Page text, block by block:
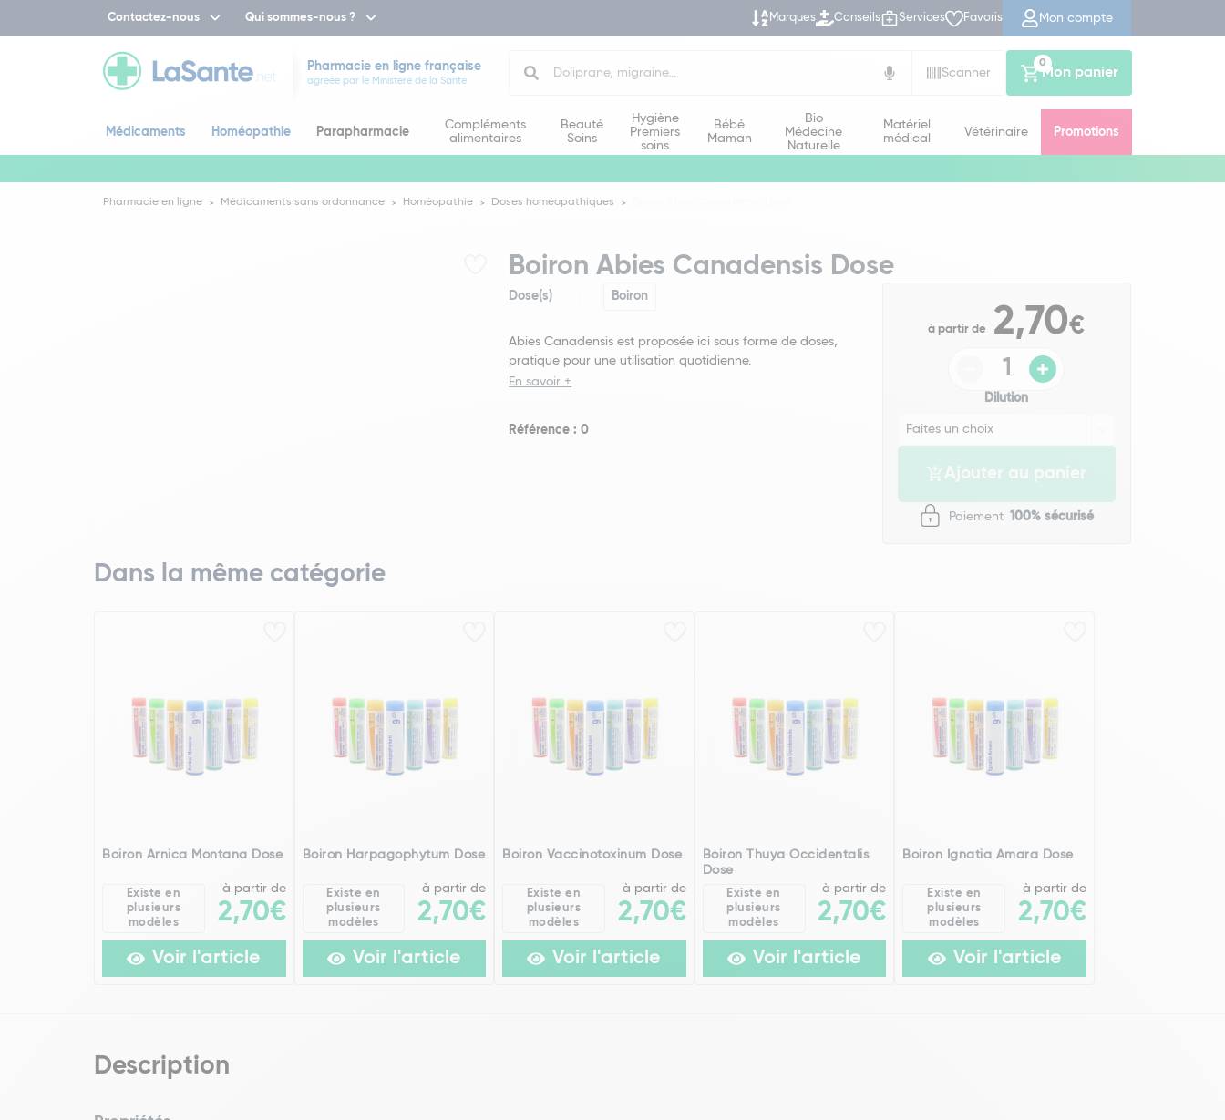
Contactez-nous Qui sommes-nous ? Marques Conseils Services Favoris Mon compte
Pharmacie en ligne française
agréée par le Ministère de la Santé
Scanner
Mon panier
0
Médicaments Homéopathie Parapharmacie
Compléments
alimentaires
Beauté
Soins
Hygiène
Premiers
soins
Bébé
Maman
Bio
Médecine
Naturelle
Matériel
médical
Vétérinaire Promotions
Pharmacie en ligne Médicaments sans ordonnance Homéopathie Doses homéopathiques
Boiron Abies Canadensis Dose
Dose(s) Boiron
Abies Canadensis est proposée ici sous forme de doses,
pratique pour une utilisation quotidienne.
En savoir +
Référence : 0
à partir de 2,70€
Dilution
Ajouter au panier
Paiement 100% sécurisé
Dans la même catégorie
Boiron Arnica Montana Dose
Existe en
plusieurs
modèles
à partir de
2,70€
Voir l'article
Boiron Harpagophytum Dose
Existe en
plusieurs
modèles
à partir de
2,70€
Voir l'article
Boiron Vaccinotoxinum Dose
Existe en
plusieurs
modèles
à partir de
2,70€
Voir l'article
Boiron Thuya Occidentalis
Dose
Existe en
plusieurs
modèles
à partir de
2,70€
Voir l'article
Boiron Ignatia Amara Dose
Existe en
plusieurs
modèles
à partir de
2,70€
Voir l'article
Description